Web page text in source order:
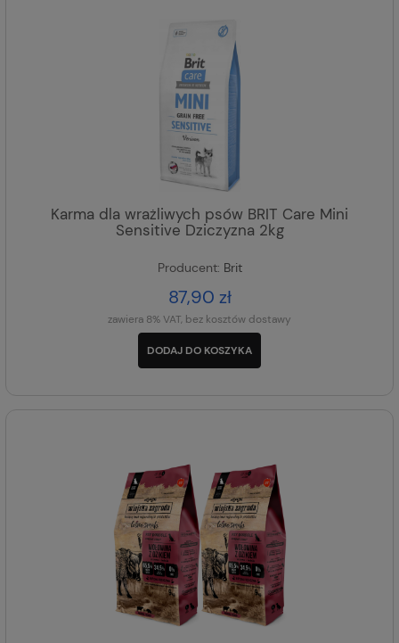
Karma dla wrażliwych psów BRIT Care Mini
Sensitive Dziczyzna 2kg
Producent: Brit
87,90 zł
zawiera 8% VAT, bez kosztów dostawy
DODAJ DO KOSZYKA